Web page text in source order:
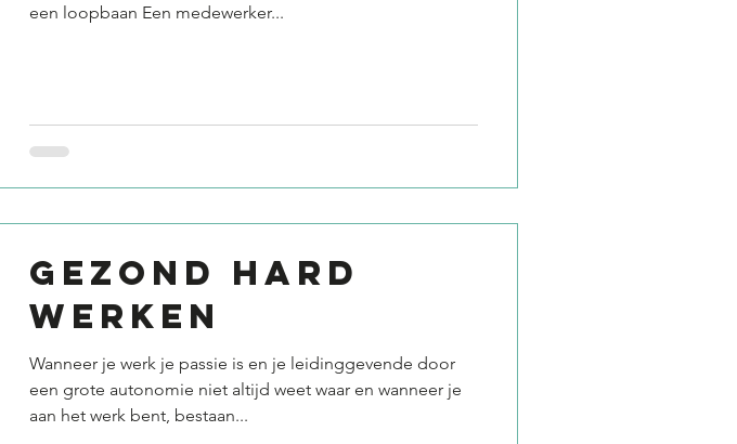
een loopbaan Een medewerker...
Gezond hard
werken
Wanneer je werk je passie is en je leidinggevende door
een grote autonomie niet altijd weet waar en wanneer je
aan het werk bent, bestaan...